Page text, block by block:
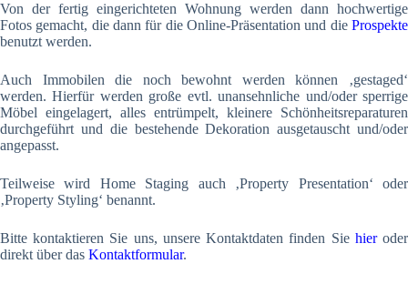
Von der fertig eingerichteten Wohnung werden dann hochwertige
Fotos gemacht, die dann für die Online-Präsentation und die Prospekte
benutzt werden.
Auch Immobilen die noch bewohnt werden können ‚gestaged‘
werden. Hierfür werden große evtl. unansehnliche und/oder sperrige
Möbel eingelagert, alles entrümpelt, kleinere Schönheitsreparaturen
durchgeführt und die bestehende Dekoration ausgetauscht und/oder
angepasst.
Teilweise wird Home Staging auch ‚Property Presentation‘ oder
‚Property Styling‘ benannt.
Bitte kontaktieren Sie uns, unsere Kontaktdaten finden Sie hieroder
direkt über das Kontaktformular.